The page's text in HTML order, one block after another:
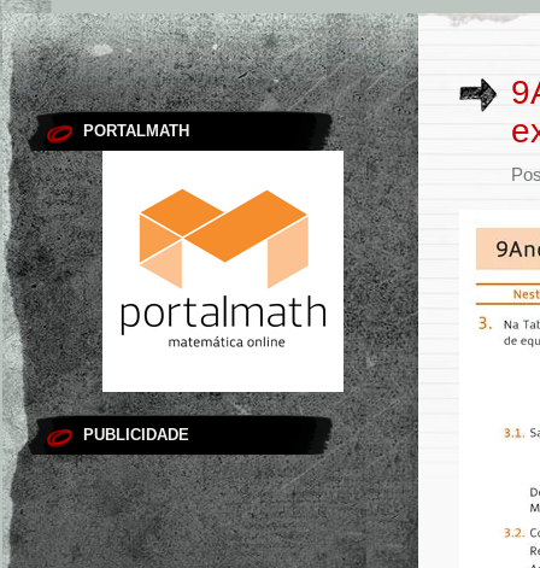
PORTALMATH
PUBLICIDADE